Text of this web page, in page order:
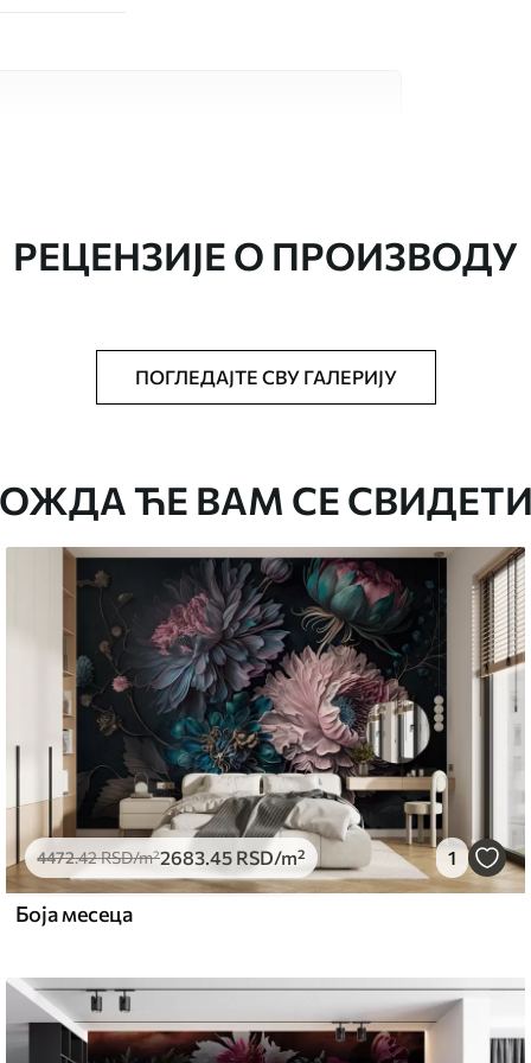
величини, исечена на идентичне
меким сунђером. Позадине са
се очистити водом.
3315 .00 RSD/m²
and Stick
.674900.00RSD/m²
РЕЦЕНЗИЈЕ О ПРОИЗВОДУ
ПОГЛЕДАЈТЕ СВУ ГАЛЕРИЈУ
ЋЕ ВАМ СЕ
4472.42RSD/m²2683 .45 RSD/m² 1
Боја месеца